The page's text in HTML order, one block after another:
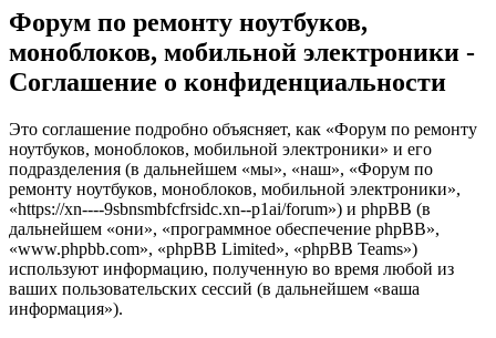
Форум по ремонту ноутбуков,
моноблоков, мобильной электроники -
Соглашение о конфиденциальности
Это соглашение подробно объясняет, как «Форум по ремонту
ноутбуков, моноблоков, мобильной электроники» и его
подразделения (в дальнейшем «мы», «наш», «Форум по
ремонту ноутбуков, моноблоков, мобильной электроники»,
«https://xn----9sbnsmbfcfrsidc.xn--p1ai/forum») и phpBB (в
дальнейшем «они», «программное обеспечение phpBB»,
«www.phpbb.com», «phpBB Limited», «phpBB Teams»)
используют информацию, полученную во время любой из
ваших пользовательских сессий (в дальнейшем «ваша
информация»).